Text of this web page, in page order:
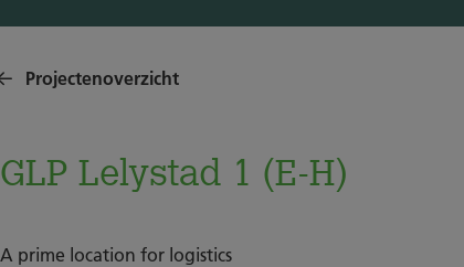
Projectenoverzicht
GLP Lelystad 1 (E-H)
A prime location for logistics